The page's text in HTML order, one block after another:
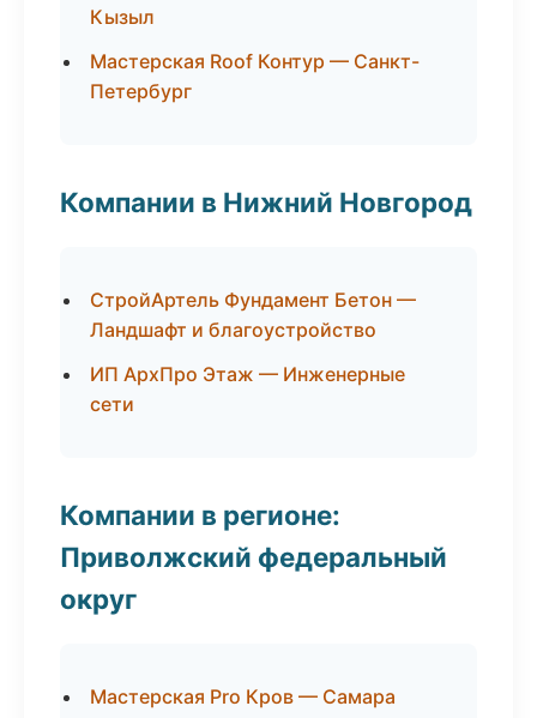
Кызыл
Мастерская Roof Контур — Санкт-
Петербург
Компании в Нижний Новгород
СтройАртель Фундамент Бетон —
Ландшафт и благоустройство
ИП АрхПро Этаж — Инженерные
сети
Компании в регионе:
Приволжский федеральный
округ
Мастерская Pro Кров — Самара